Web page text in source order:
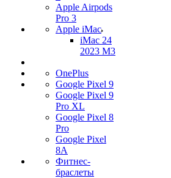
Apple Airpods
Pro 3
Apple iMac
iMac 24
2023 M3
OnePlus
Google Pixel 9
Google Pixel 9
Pro XL
Google Pixel 8
Pro
Google Pixel
8A
Фитнес-
браслеты